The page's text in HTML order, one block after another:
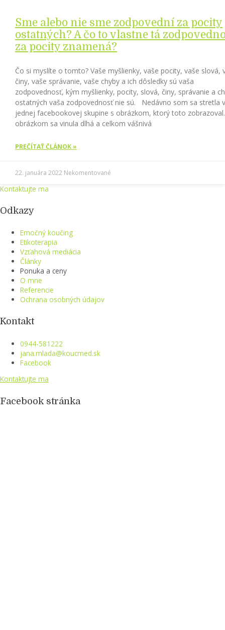
Sme alebo nie sme zodpovední za pocity
ostatných? A čo to vlastne tá
za pocity znamená?
Čo si myslíte o tomto? Vaše myšlienky, vaše pocity, vaše slová,
činy, vaše správanie, vaše chyby a ich dôsledky sú vaša
zodpovednosť, kým myšlienky, pocity, slová, činy, správanie a
ostatných vaša zodpovednosť nie sú. Nedávno som sa stretla v
jednej facebookovej skupine s obrázkom, ktorý toto
obrázkom sa vinula dlhá a celkom vášnivá
PREČÍTAŤ ČLÁNOK »
22. januára 2022 Nekomentované
Kontaktujte ma
Odkazy
Emočný koučing
Etikoterapia
Vzťahová mediácia
Články
Ponuka a ceny
O mne
Referencie
Ochrana osobných údajov
Kontakt
0944-581222
jana.mlada@koucmed.sk
Facebook
Kontaktujte ma
Facebook stránka